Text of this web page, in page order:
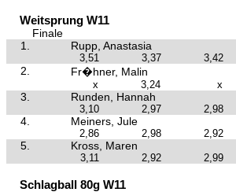
Weitsprung W11
Finale
1.
Rupp, Anastasia
3,51 3,37 3,42
2. Fr�hner, Malin
x 3,24 x
3. Runden, Hannah
3,10 2,97 2,98
4. Meiners, Jule
2,86 2,98 2,92
5. Kross, Maren
3,11 2,92 2,99
Schlagball 80g W11